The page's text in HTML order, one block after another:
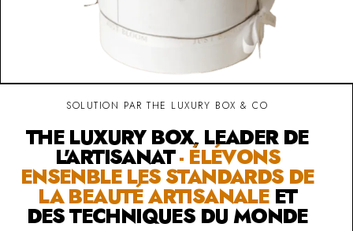
SOLUTION PAR THE LUXURY BOX & CO
THE LUXURY BOX, LEADER DE
L'ARTISANAT- ÉLÉVONS
ENSENBLE LES STANDARDS DE
LA BEAUTÉ ARTISANALE ET
DES TECHNIQUES DU MONDE